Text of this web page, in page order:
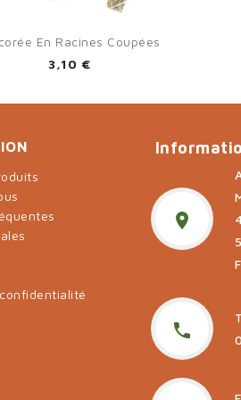
 Aperçu rapide
En Racines Coupées
3,10 €

